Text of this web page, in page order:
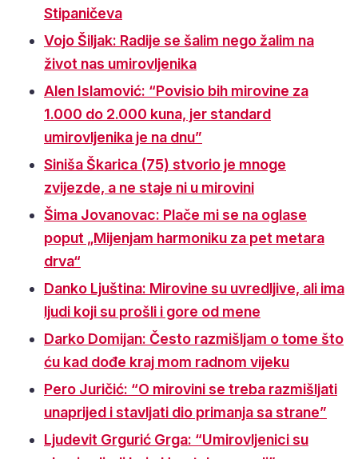
Stipaničeva
Vojo Šiljak: Radije se šalim nego žalim na
život nas umirovljenika
Alen Islamović: “Povisio bih mirovine za
1.000 do 2.000 kuna, jer standard
umirovljenika je na dnu”
Siniša Škarica (75) stvorio je mnoge
zvijezde, a ne staje ni u mirovini
Šima Jovanovac: Plače mi se na oglase
poput „Mijenjam harmoniku za pet metara
drva“
Danko Ljuština: Mirovine su uvredljive, ali ima
ljudi koji su prošli i gore od mene
Darko Domijan: Često razmišljam o tome što
ću kad dođe kraj mom radnom vijeku
Pero Juričić: “O mirovini se treba razmišljati
unaprijed i stavljati dio primanja sa strane”
Ljudevit Grgurić Grga: “Umirovljenici su